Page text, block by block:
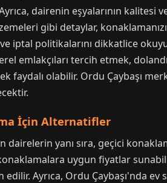
dairenin eşyalarının kalitesi
gibi detaylar,
iptal politikalarını dikkatlice
emlakçıları tercih etmek,
faydalı olabilir. Ordu Çaybaşı
İçin Alternatifler
dairelerin yanı sıra, geçici
uygun fiyatlar
Ayrıca, Ordu Çaybaşı'nda